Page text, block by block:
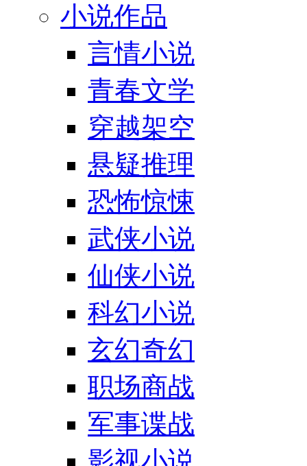
小说作品
言情小说
青春文学
穿越架空
悬疑推理
恐怖惊悚
武侠小说
仙侠小说
科幻小说
玄幻奇幻
职场商战
军事谍战